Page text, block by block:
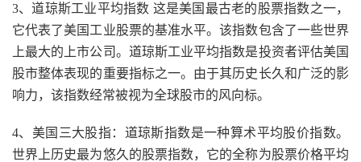
3、道琼斯工业平均指数 这是美国最古老的股票指数之一，
它代表了美国工业股票的基准水平。该指数包含了一些世界
上最大的上市公司。道琼斯工业平均指数是投资者评估美国
股市整体表现的重要指标之一。由于其历史长久和广泛的影
响力，该指数经常被视为全球股市的风向标。
4、美国三大股指：道琼斯指数是一种算术平均股价指数。
世界上历史最为悠久的股票指数，它的全称为股票价格平均